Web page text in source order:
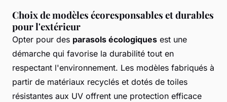
Choix de modèles écoresponsables et durables
pour l'extérieur
Opter pour des parasols écologiques est une
démarche qui favorise la durabilité tout en
respectant l'environnement. Les modèles fabriqués à
partir de matériaux recyclés et dotés de toiles
résistantes aux UV offrent une protection efficace